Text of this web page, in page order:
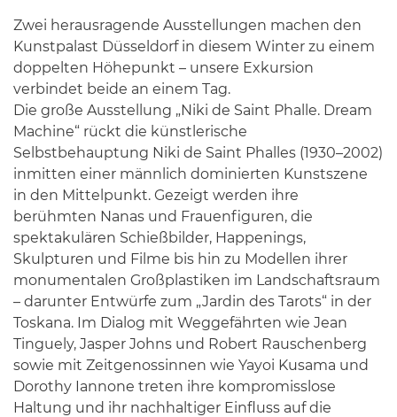
Zwei herausragende Ausstellungen machen den
Kunstpalast Düsseldorf in diesem Winter zu einem
doppelten Höhepunkt – unsere Exkursion
verbindet beide an einem Tag.
Die große Ausstellung „Niki de Saint Phalle. Dream
Machine“ rückt die künstlerische
Selbstbehauptung Niki de Saint Phalles (1930–2002)
inmitten einer männlich dominierten Kunstszene
in den Mittelpunkt. Gezeigt werden ihre
berühmten Nanas und Frauenfiguren, die
spektakulären Schießbilder, Happenings,
Skulpturen und Filme bis hin zu Modellen ihrer
monumentalen Großplastiken im Landschaftsraum
– darunter Entwürfe zum „Jardin des Tarots“ in der
Toskana. Im Dialog mit Weggefährten wie Jean
Tinguely, Jasper Johns und Robert Rauschenberg
sowie mit Zeitgenossinnen wie Yayoi Kusama und
Dorothy Iannone treten ihre kompromisslose
Haltung und ihr nachhaltiger Einfluss auf die